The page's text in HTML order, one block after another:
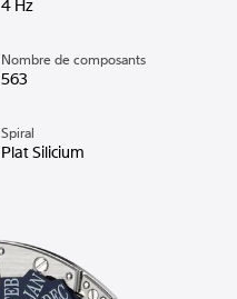
4 Hz
Nombre de composants
563
Spiral
Plat Silicium